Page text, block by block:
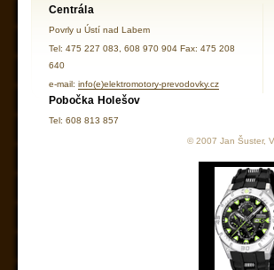
Centrála
Povrly u Ústí nad Labem
Tel: 475 227 083, 608 970 904 Fax: 475 208
640
e-mail: info(e)elektromotory-prevodovky.cz
Pobočka Holešov
Tel: 608 813 857
© 2007 Jan Šuster,